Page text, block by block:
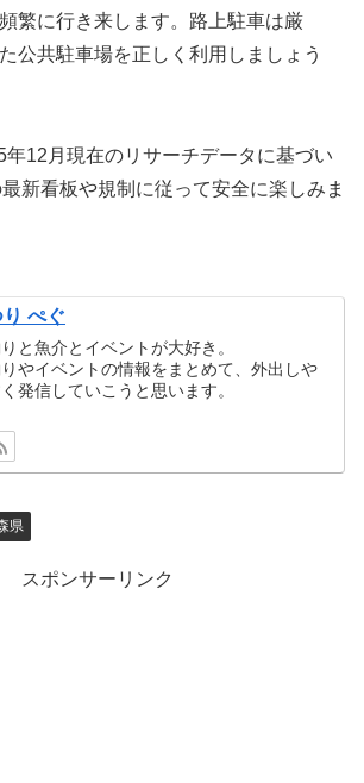
繁に行き来します。路上駐車は厳
公共駐車場を正しく利用しましょう
12月現在のリサーチデータに基づい
新看板や規制に従って安全に楽しみま
ぺぐ
と魚介とイベントが大好き。
やイベントの情報をまとめて、外出しや
発信していこうと思います。
県
スポンサーリンク